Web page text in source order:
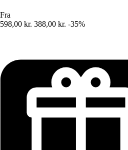
Fra
598,00 kr. 388,00 kr. -35%